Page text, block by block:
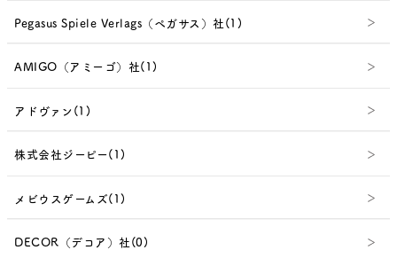
Pegasus Spiele Verlags（ペガサス）社(1)
AMIGO（アミーゴ）社(1)
アドヴァン(1)
株式会社ジーピー(1)
メビウスゲームズ(1)
DECOR（デコア）社(0)